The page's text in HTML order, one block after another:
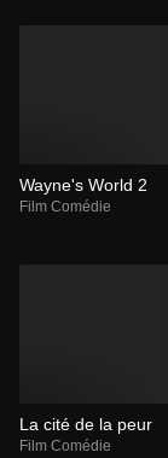
Wayne's World 2
Film Comédie
La cité de la peur
Film Comédie